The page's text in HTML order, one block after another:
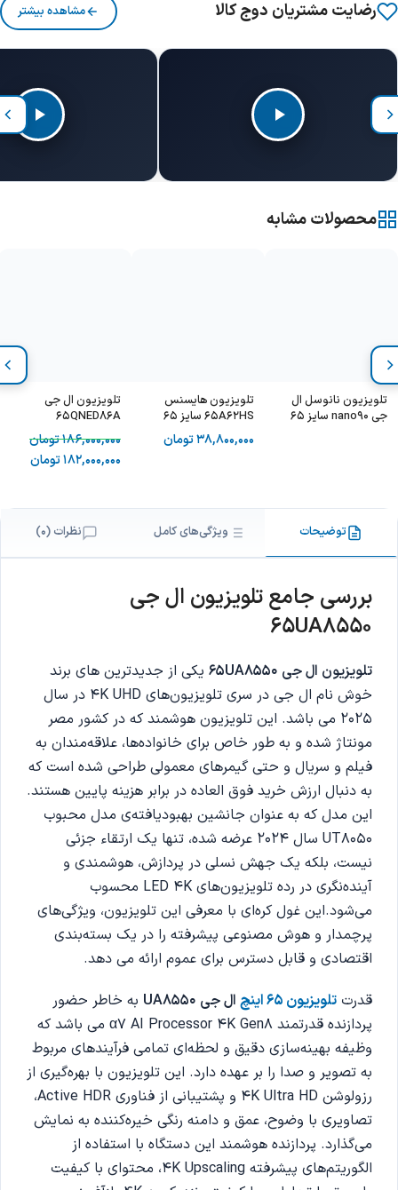
رضایت مشتریان دوج کالا مشاهده بیشتر
محصولات مشابه
تلویزیون نانوسل ال
جی nano90 سایز 65
تلویزیون هایسنس
65A62HS سایز 65
38,800,000تومان
تلویزیون ال جی
65QNED86A
186,000,000تومان
182,000,000تومان
توضیحات ویژگی‌های کامل نظرات (0)
بررسی جامع تلویزیون ال جی
65UA8550
تلویزیون ال جی 65UA8550
یکی از جدیدترین های برند
خوش نام ال جی در سری تلویزیون‌های 4K UHD در سال
2025 می باشد
. این تلویزیون هوشمند که در کشور مصر
مونتاژ شده و به طور خاص برای خانواده‌ها، علاقه‌مندان به
فیلم و سریال و حتی گیمرهای معمولی طراحی شده است که
به دنبال ارزش خرید فوق العاده در برابر هزینه پایین هستند.
این مدل که به عنوان جانشین بهبودیافته‌ی مدل محبوب
UT8050 سال 2024 عرضه شده، تنها یک ارتقاء جزئی
نیست، بلکه یک جهش نسلی در پردازش، هوشمندی و
آینده‌نگری در رده تلویزیون‌های LED 4K محسوب
می‌شود.این غول کره‌ای با معرفی این تلویزیون، ویژگی‌های
پرچمدار و هوش مصنوعی پیشرفته را در یک بسته‌بندی
اقتصادی و قابل دسترس برای عموم ارائه می دهد.
قدرت تلویزیون 65 اینچ ال جی UA8550 به خاطر حضور
پردازنده قدرتمند α7 AI Processor 4K Gen8
می باشد که
وظیفه بهینه‌سازی دقیق و لحظه‌ای تمامی فرآیندهای مربوط
به تصویر و صدا را بر عهده دارد. این تلویزیون با بهره‌گیری از
رزولوشن 4K Ultra HD و پشتیبانی از فناوری Active HDR،
تصاویری با وضوح، عمق و دامنه رنگی خیره‌کننده به نمایش
می‌گذارد. پردازنده هوشمند این دستگاه با استفاده از
الگوریتم‌های پیشرفته 4K Upscaling، محتوای با کیفیت